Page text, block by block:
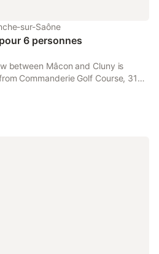
sur-Saône
6 personnes
between Mâcon and Cluny is
Commanderie Golf Course, 31
Course, and 45 km from Bresse